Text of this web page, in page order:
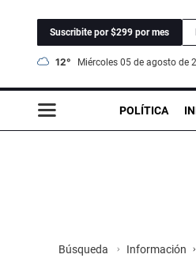
Suscribite por $299 por mes
12° miércoles 05 de agosto de
POLÍTICA
Búsqueda Información